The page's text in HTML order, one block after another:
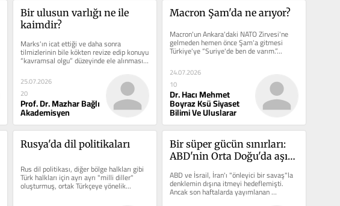
Bir ulusun varlığı ne ile
kaimdir?
Marks'ın icat ettiği ve daha sonra
tilmizlerinin bile kökten revize edip konuyu
“kavramsal olgu” düzeyinde ele alınmasını
25.07.2026
20
Prof. Dr. Mazhar Bağlı
Akademisyen
Macron Şam'da ne arıyor?
Macron'un Ankara'daki NATO Zirvesi'ne
gelmeden hemen önce Şam'a gitmesi
Türkiye'ye “Suriye'de ben de varım.”...
24.07.2026
10
Dr. Hacı Mehmet
Boyraz Ksü Siyaset
Bilimi Ve Uluslarar
Rusya'da dil politikaları
Rus dil politikası, diğer bölge halkları gibi
Türk halkları için ayrı ayrı "milli diller"
oluşturmuş, ortak Türkçeye yönelik...
Bir süper gücün sınırları:
ABD'nin Orta Doğu'da aşırı
yayılması ve yanlış
hesaplanan İran Savaşı
ABD ve İsrail, İran'ı "önleyici bir savaş"la
denklemin dışına itmeyi hedeflemişti.
Ancak son haftalarda yayımlanan